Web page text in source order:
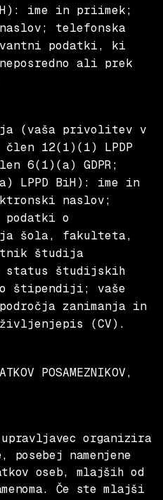
ime in priimek;
telefonska
podatki, ki
ali prek
(vaša privolitev v
12(1)(1) LPDP
6(1)(a) GDPR;
LPPD BiH): ime in
naslov;
o
šola, fakulteta,
študija
študijskih
štipendiji; vaše
zanimanja in
(CV).
POSAMEZNIKOV,
organizira
posebej namenjene
oseb, mlajših od
Če ste mlajši